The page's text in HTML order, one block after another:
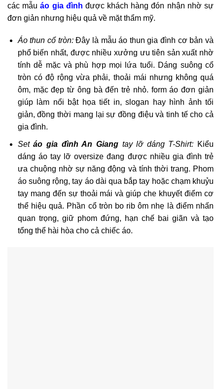
các mẫu áo gia đình được khách hàng đón nhận nhờ sự
đơn giản nhưng hiệu quả về mặt thẩm mỹ.
Áo thun cổ tròn:Đây là mẫu áo thun gia đình cơ bản và
phổ biến nhất, được nhiều xưởng ưu tiên sản xuất nhờ
tính dễ mặc và phù hợp mọi lứa tuổi. Dáng suông cổ
tròn có độ rộng vừa phải, thoải mái nhưng không quá
ôm, mặc đẹp từ ông bà đến trẻ nhỏ. form áo đơn giản
giúp làm nổi bật họa tiết in, slogan hay hình ảnh tối
giản, đồng thời mang lại sự đồng điệu và tinh tế cho cả
gia đình.
Setáo gia đình An Giangtay lỡ dáng T-Shirt: Kiểu
dáng áo tay lỡ oversize đang được nhiều gia đình trẻ
ưa chuộng nhờ sự năng động và tính thời trang. Phom
áo suông rộng, tay áo dài qua bắp tay hoặc chạm khuỷu
tay mang đến sự thoải mái và giúp che khuyết điểm cơ
thể hiệu quả. Phần cổ tròn bo rib ôm nhẹ là điểm nhấn
quan trọng, giữ phom đứng, hạn chế bai giãn và tạo
tổng thể hài hòa cho cả chiếc áo.